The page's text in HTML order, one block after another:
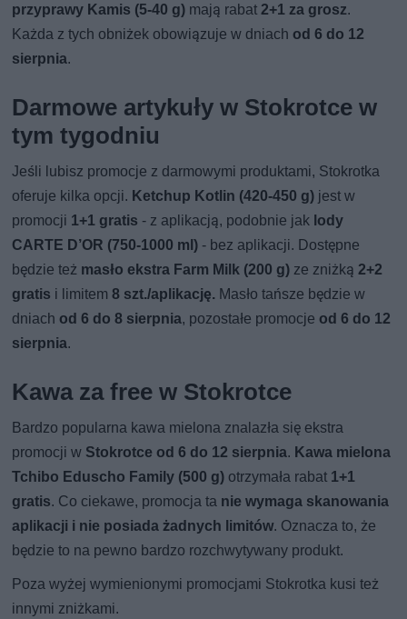
przyprawy Kamis (5-40 g) mają rabat2+1 za grosz.
Każda z tych obniżek obowiązuje w dniach od 6 do 12
sierpnia.
Darmowe artykuły w Stokrotce w
tym tygodniu
Jeśli lubisz promocje z darmowymi produktami, Stokrotka
oferuje kilka opcji. Ketchup Kotlin (420-450 g) jest w
promocji 1+1 gratis - z aplikacją, podobnie jak lody
CARTE D’OR (750-1000 ml) - bez aplikacji. Dostępne
będzie też masło ekstra Farm Milk (200 g) ze zniżką2+2
gratis i limitem8 szt./aplikację. Masło tańsze będzie w
dniach od 6 do 8 sierpnia, pozostałe promocje od 6 do 12
sierpnia.
Kawa za free w Stokrotce
Bardzo popularna kawa mielona znalazła się ekstra
promocji w Stokrotce od 6 do 12 sierpnia. Kawa mielona
Tchibo Eduscho Family (500 g) otrzymała rabat 1+1
gratis. Co ciekawe, promocja ta nie wymaga skanowania
aplikacji i nie posiada żadnych limitów. Oznacza to, że
będzie to na pewno bardzo rozchwytywany produkt.
Poza wyżej wymienionymi promocjami Stokrotka kusi też
innymi zniżkami.